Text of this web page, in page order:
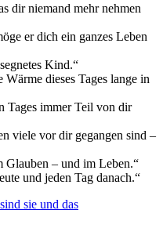
dir niemand mehr nehmen
er dich ein ganzes Leben
Kind.“
dieses Tages lange in
Tages immer Teil von dir
viele vor dir gegangen sind –
Glauben – und im Leben.“
und jeden Tag danach.“
sie und das